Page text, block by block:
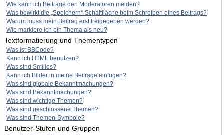
Wie kann ich Beiträge den Moderatoren melden?
Was bewirkt die „Speichern“-Schaltfläche beim Schreiben eines Beitrags?
Warum muss mein Beitrag erst freigegeben werden?
Wie markiere ich ein Thema als neu?
Textformatierung und Thementypen
Was ist BBCode?
Kann ich HTML benutzen?
Was sind Smilies?
Kann ich Bilder in meine Beiträge einfügen?
Was sind globale Bekanntmachungen?
Was sind Bekanntmachungen?
Was sind wichtige Themen?
Was sind geschlossene Themen?
Was sind Themen-Symbole?
Benutzer-Stufen und Gruppen